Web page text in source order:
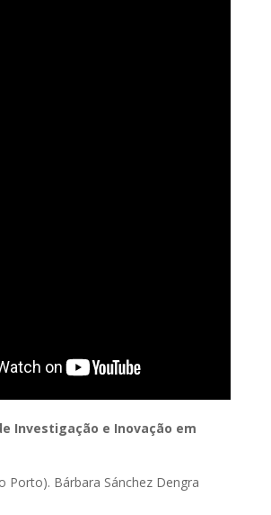
Investigação e Inovação em
Porto). Bárbara Sánchez Dengra